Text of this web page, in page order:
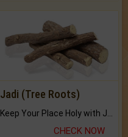
Jadi (Tree Roots)
CHECK NOW